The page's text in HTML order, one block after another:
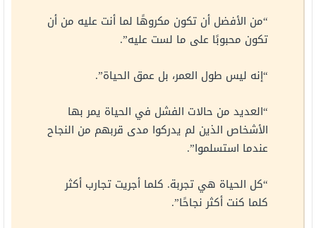
“من الأفضل أن تكون مكروهًا لما أنت عليه من أن
تكون محبوبًا على ما لست عليه”.
“إنه ليس طول العمر، بل عمق الحياة”.
“العديد من حالات الفشل في الحياة يمر بها
الأشخاص الذين لم يدركوا مدى قربهم من النجاح
عندما استسلموا”.
“كل الحياة هي تجربة. كلما أجريت تجارب أكثر
كلما كنت أكثر نجاحًا”.